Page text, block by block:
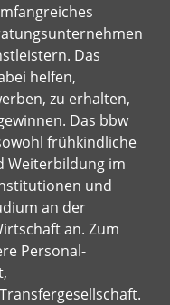
Das
helfen,
zu erhalten,
Das bbw
frühkindliche
Weiterbildung im
und
an der
an. Zum
Personal-